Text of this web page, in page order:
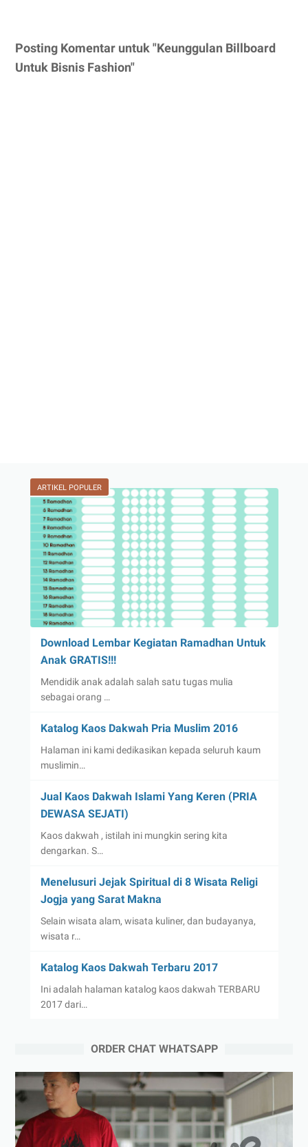
Posting Komentar untuk "Keunggulan Billboard
Untuk Bisnis Fashion"
ARTIKEL POPULER
Download Lembar Kegiatan Ramadhan Untuk
Anak GRATIS!!!
Mendidik anak adalah salah satu tugas mulia
sebagai orang …
Katalog Kaos Dakwah Pria Muslim 2016
Halaman ini kami dedikasikan kepada seluruh kaum
muslimin…
Jual Kaos Dakwah Islami Yang Keren (PRIA
DEWASA SEJATI)
Kaos dakwah , istilah ini mungkin sering kita
dengarkan. S…
Menelusuri Jejak Spiritual di 8 Wisata Religi
Jogja yang Sarat Makna
Selain wisata alam, wisata kuliner, dan budayanya,
wisata r…
Katalog Kaos Dakwah Terbaru 2017
Ini adalah halaman katalog kaos dakwah TERBARU
2017 dari…
ORDER CHAT WHATSAPP